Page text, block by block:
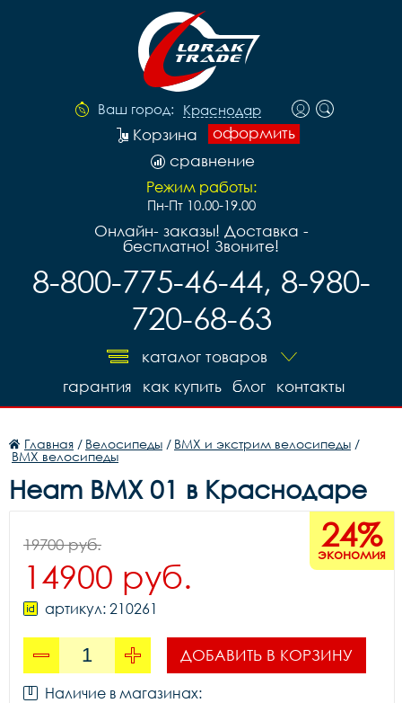
Ваш город: Краснодар
оформить
Корзина
сравнение
Режим работы:
Пн-Пт 10.00-19.00
Онлайн- заказы! Доставка -
бесплатно! Звоните!
8-800-775-46-44, 8-980-
720-68-63
каталог товаров
контакты
блог
как купить
гарантия
Главная / Велосипеды / BMX и экстрим велосипеды /
BMX велосипеды
Heam BMX 01 в Краснодаре
24%
экономия
19700 руб.
14900 руб.
артикул: 210261
ДОБАВИТЬ В КОРЗИНУ
Наличие в магазинах: